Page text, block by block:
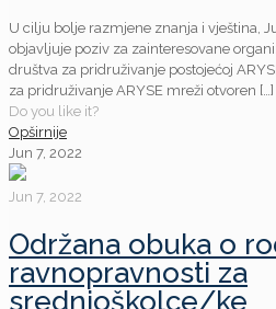
U cilju bolje razmjene znanja i vještina,
objavljuje poziv za zainteresovane
društva za pridruživanje postojećoj
za pridruživanje ARYSE mreži otvoren […]
Do you like it?
Opširnije
Jun 7, 2022
Jun 7, 2022
Održana obuka o
ravnopravnosti za
srednjoškolce/ke